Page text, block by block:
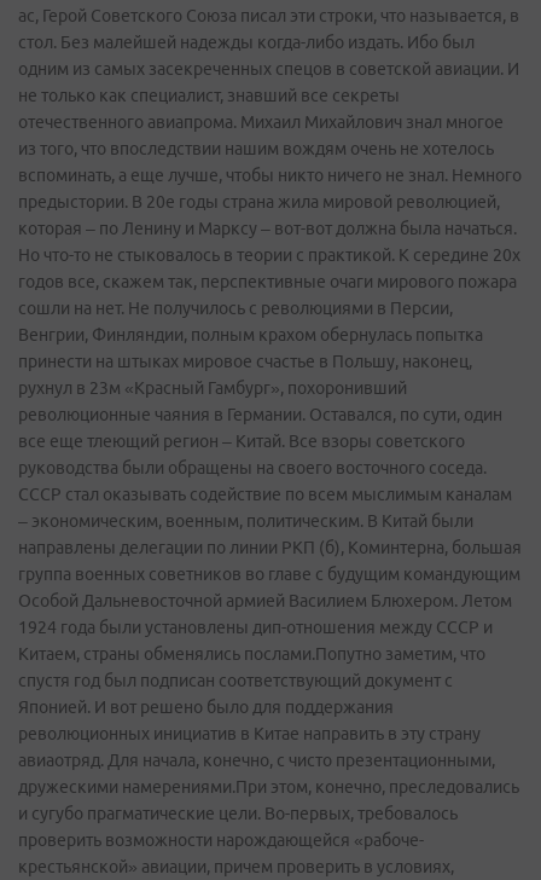
ас, Герой Советского Союза писал эти строки, что называется, в
стол. Без малейшей надежды когда­-либо издать. Ибо был
одним из самых засекреченных спецов в советской авиации. И
не только как специалист, знавший все секреты
отечественного авиапрома. Михаил Михайлович знал многое
из того, что впоследствии нашим вождям очень не хотелось
вспоминать, а еще лучше, чтобы никто ничего не знал. Немного
предыстории. В 20е годы страна жила мировой революцией,
которая – по Ленину и Марксу – вот­-вот должна была начаться.
Но что­-то не стыковалось в теории с практикой. К середине 20х
годов все, скажем так, перспективные очаги мирового пожара
сошли на нет. Не получилось с революциями в Персии,
Венгрии, Финляндии, полным крахом обернулась попытка
принести на штыках мировое счастье в Польшу, наконец,
рухнул в 23м «Красный Гамбург», похоронивший
революционные чаяния в Германии. Оставался, по сути, один
все еще тлеющий регион – Китай. Все взоры советского
руководства были обращены на своего восточного соседа.
СССР стал оказывать содействие по всем мыслимым каналам
– экономическим, военным, политическим. В Китай были
направлены делегации по линии РКП (б), Коминтерна, большая
группа военных советников во главе с будущим командующим
Особой Дальневосточной армией Василием Блюхером. Летом
1924 года были установлены дип-отношения между СССР и
Китаем, страны обменялись послами.Попутно заметим, что
спустя год был подписан соответствующий документ с
Японией. И вот решено было для поддержания
революционных инициатив в Китае направить в эту страну
авиаотряд. Для начала, конечно, с чисто презентационными,
дружескими намерениями.При этом, конечно, преследовались
и сугубо прагматические цели. Во­-первых, требовалось
проверить возможности нарождающейся «рабоче-
крестьянской» авиации, причем проверить в условиях,